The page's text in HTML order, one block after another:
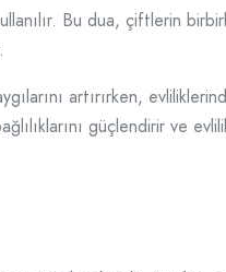
Bu dua, çiftlerin
artırırken,
güçlendirir ve